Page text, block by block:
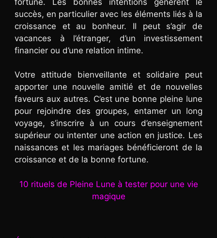
succès, en particulier avec les éléments liés à la
croissance et au bonheur. Il peut s’agir de
vacances à l’étranger, d’un investissement
financier ou d’une relation intime.
Votre attitude bienveillante et solidaire peut
apporter une nouvelle amitié et de nouvelles
faveurs aux autres. C’est une bonne pleine lune
pour rejoindre des groupes, entamer un long
voyage, s’inscrire à un cours d’enseignement
supérieur ou intenter une action en justice. Les
naissances et les mariages bénéficieront de la
croissance et de la bonne fortune.
10 rituels de Pleine Lune à tester pour une vie
magique